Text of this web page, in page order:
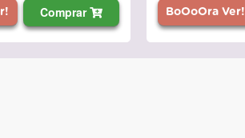
Comprar BoOoOra Ver!